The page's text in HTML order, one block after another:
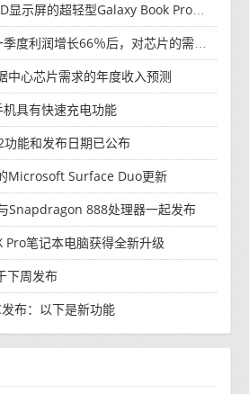
型Galaxy Book Pro和Galaxy Book Pro 360笔记本电脑
利润增长66％后，对芯片的需求将增强
中心芯片需求的年度收入预测
具有快速充电功能
能和发布日期已公布
Microsoft Surface Duo更新
Snapdragon 888处理器一起发布
Pro笔记本电脑获得全新升级
下周发布
布：以下是新功能